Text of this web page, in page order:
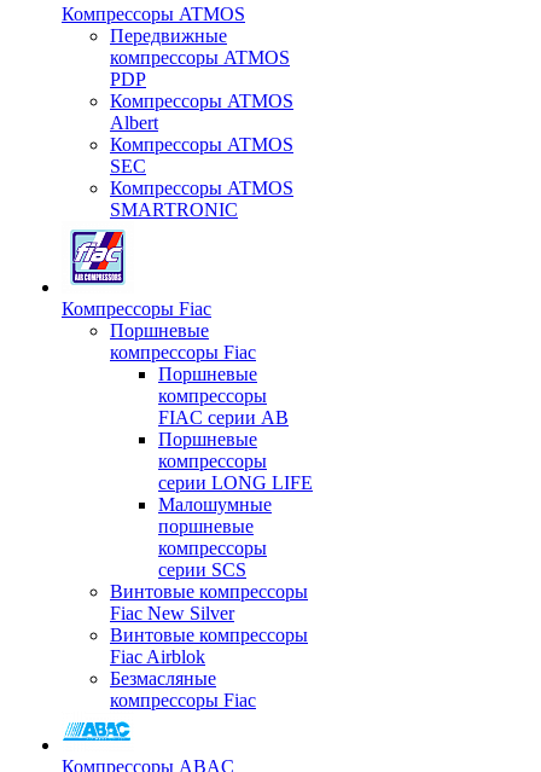
Компрессоры ATMOS
Передвижные
компрессоры ATMOS
PDP
Компрессоры ATMOS
Albert
Компрессоры ATMOS
SEC
Компрессоры ATMOS
SMARTRONIC
Компрессоры Fiac
Поршневые
компрессоры Fiac
Поршневые
компрессоры
FIAC серии AB
Поршневые
компрессоры
серии LONG LIFE
Малошумные
поршневые
компрессоры
серии SCS
Винтовые компрессоры
Fiac New Silver
Винтовые компрессоры
Fiac Airblok
Безмасляные
компрессоры Fiac
Компрессоры ABAC